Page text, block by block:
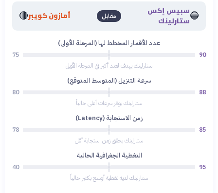
🔵سبيس إكس
ستارلينك
مقابل أمازون كويبر🔴
عدد الأقمار المخطط لها (المرحلة الأولى)
90
75
ستارلينك يهدف لعدد أكبر في المرحلة الأولى
سرعة التنزيل (المتوسط المتوقع)
88
80
ستارلينك يوفر سرعات أعلى حالياً
زمن الاستجابة (Latency)
85
78
ستارلينك يحقق زمن استجابة أقل
التغطية الجغرافية الحالية
95
40
ستارلينك لديه تغطية أوسع بكثير حالياً